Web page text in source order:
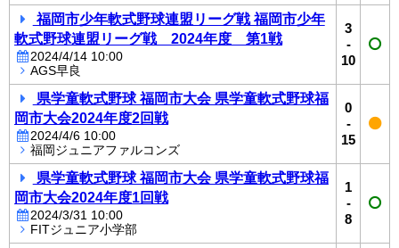
福岡市少年軟式野球連盟リーグ戦 福岡市少年
軟式野球連盟リーグ戦 2024年度 第1戦
2024/4/14 10:00
AGS早良
3
-
10
県学童軟式野球 福岡市大会 県学童軟式野球福
岡市大会2024年度2回戦
2024/4/6 10:00
福岡ジュニアファルコンズ
0
-
15
県学童軟式野球 福岡市大会 県学童軟式野球福
岡市大会2024年度1回戦
2024/3/31 10:00
FITジュニア小学部
1
-
8